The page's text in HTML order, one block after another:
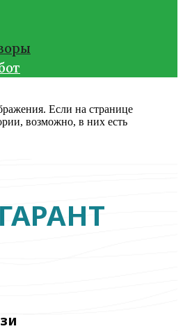
Если на странице
возможно, в них есть